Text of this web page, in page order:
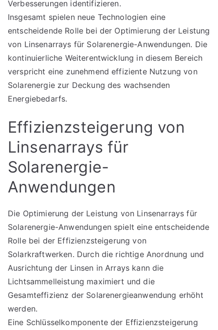
Verbesserungen identifizieren.
Insgesamt spielen neue Technologien eine
entscheidende Rolle bei der Optimierung der Leistung
von Linsenarrays für Solarenergie-Anwendungen. Die
kontinuierliche Weiterentwicklung in diesem Bereich
verspricht eine zunehmend effiziente Nutzung von
Solarenergie zur Deckung des wachsenden
Energiebedarfs.
Effizienzsteigerung von
Linsenarrays für
Solarenergie-
Anwendungen
Die Optimierung der Leistung von Linsenarrays für
Solarenergie-Anwendungen spielt eine entscheidende
Rolle bei der Effizienzsteigerung von
Solarkraftwerken. Durch die richtige Anordnung und
Ausrichtung der Linsen in Arrays kann die
Lichtsammelleistung maximiert und die
Gesamteffizienz der Solarenergieanwendung erhöht
werden.
Eine Schlüsselkomponente der Effizienzsteigerung